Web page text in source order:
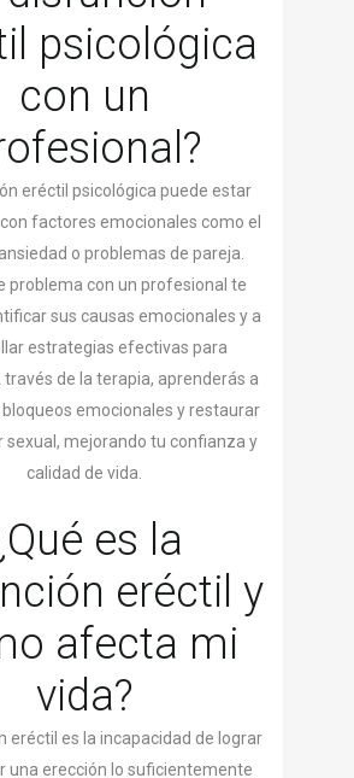
psicológica
con un
eréctil psicológica puede estar
factores emocionales como el
o problemas de pareja.
problema con un profesional te
sus causas emocionales y a
estrategias efectivas para
través de la terapia, aprenderás a
emocionales y restaurar
sexual, mejorando tu confianza y
calidad de vida.
es la
eréctil y
afecta mi
vida?
eréctil es la incapacidad de lograr
una erección lo suficientemente